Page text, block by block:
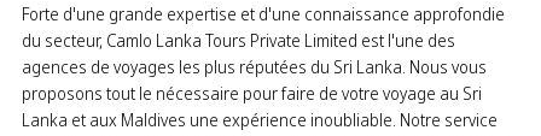
Forte d'une grande expertise et d'une connaissance approfondie
du secteur, Camlo Lanka Tours Private Limited est l'une des
agences de voyages les plus réputées du Sri Lanka. Nous vous
proposons tout le nécessaire pour faire de votre voyage au Sri
Lanka et aux Maldives une expérience inoubliable. Notre service